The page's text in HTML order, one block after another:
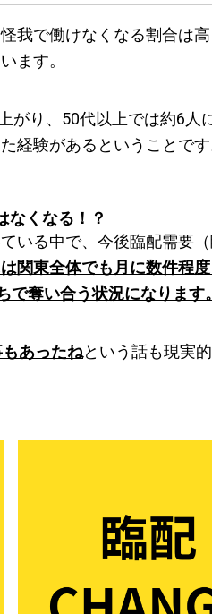
我で働けなくなる割合は
ます。
がり、50代以上では約6人
経験があるということです
なくなる！？
いる中で、今後臨配需要
関東全体でも月に数件程
奪い合う状況になります。
あったねという話も現実